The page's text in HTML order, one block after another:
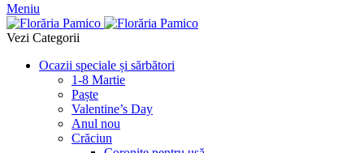
Meniu
Vezi Categorii
Ocazii speciale și sărbători
1-8 Martie
Paște
Valentine’s Day
Anul nou
Crăciun